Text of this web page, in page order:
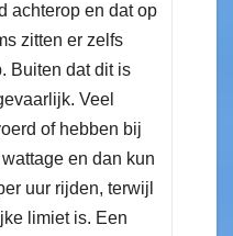
achterop en dat op
zitten er zelfs
Buiten dat dit is
Veel
of hebben bij
en dan kun
uur rijden, terwijl
limiet is. Een